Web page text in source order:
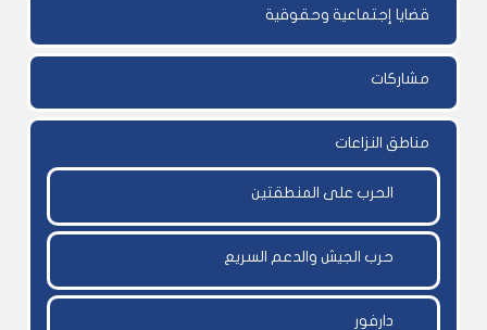
قضايا إجتماعية وحقوقية
مشاركات
مناطق النزاعات
الحرب على المنطقتين
حرب الجيش والدعم السريع
دارفور